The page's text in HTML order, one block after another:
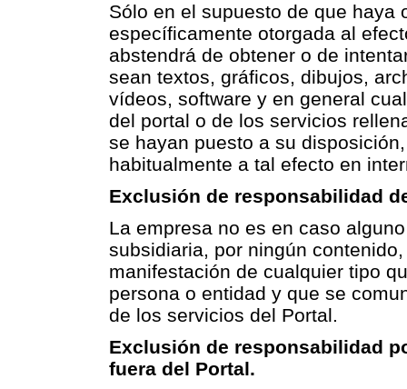
Sólo en el supuesto de que haya
específicamente otorgada al
abstendrá de obtener o de
sean textos, gráficos, dibujos,
vídeos, software y en general
del portal o de los servicios
se hayan puesto a su
habitualmente a tal efecto en
Exclusión de responsabilidad
La empresa no es en caso
subsidiaria, por ningún
manifestación de cualquier tipo
persona o entidad y que se
de los servicios del Portal.
Exclusión de responsabilidad
fuera del Portal.